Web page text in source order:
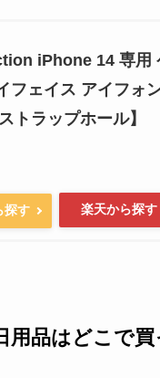
iPhone 14 専用
フェイス アイフォ
トラップホール】
探す 楽天から探す
用品はどこで買